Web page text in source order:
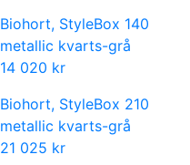
Biohort, StyleBox 140
metallic kvarts-grå
14 020 kr
Biohort, StyleBox 210
metallic kvarts-grå
21 025 kr